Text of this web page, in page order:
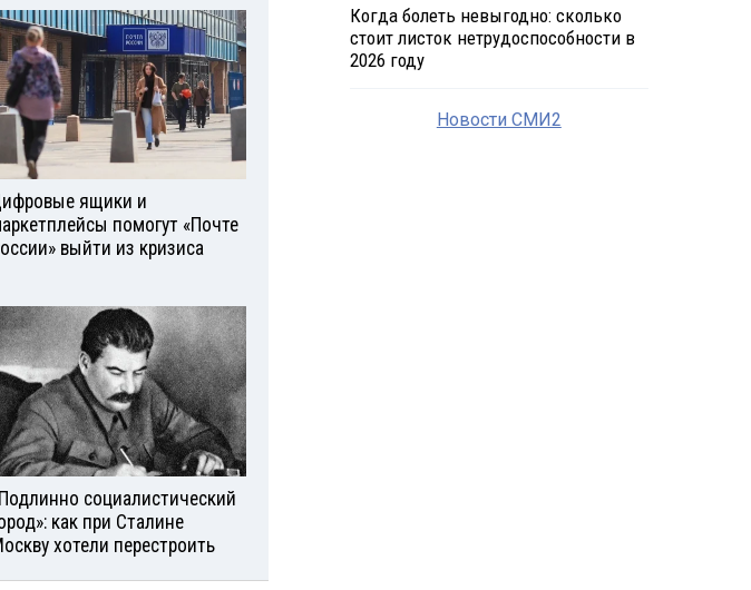
ящики и
помогут «Почте
выйти из кризиса
социалистический
как при Сталине
хотели перестроить
Когда болеть невыгодно: сколько
стоит листок нетрудоспособности в
2026 году
Новости СМИ2